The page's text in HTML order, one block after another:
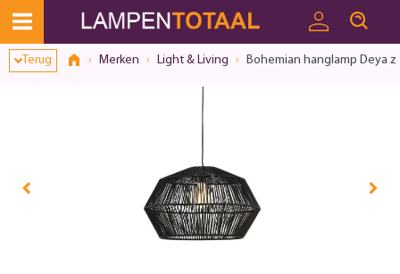
Terug Merken Light & Living Bohemian hanglamp Deya
Toestemmingsvenster geopend